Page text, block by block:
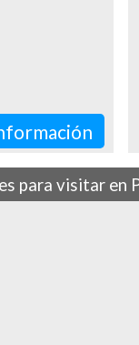
para visitar en